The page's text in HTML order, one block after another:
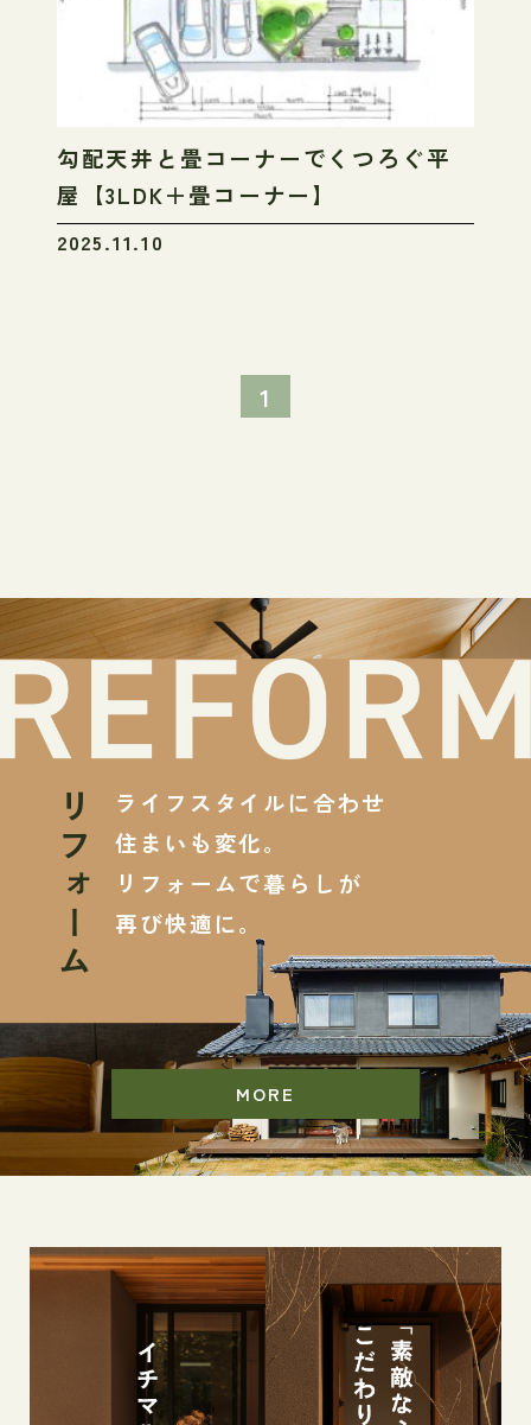
2025.11.10
勾配天井と畳コーナーでくつろぐ平
屋【3LDK＋畳コーナー】
1
リフォーム
ライフスタイルに合わせ
住まいも変化。
リフォームで暮らしが
再び快適に。
MORE